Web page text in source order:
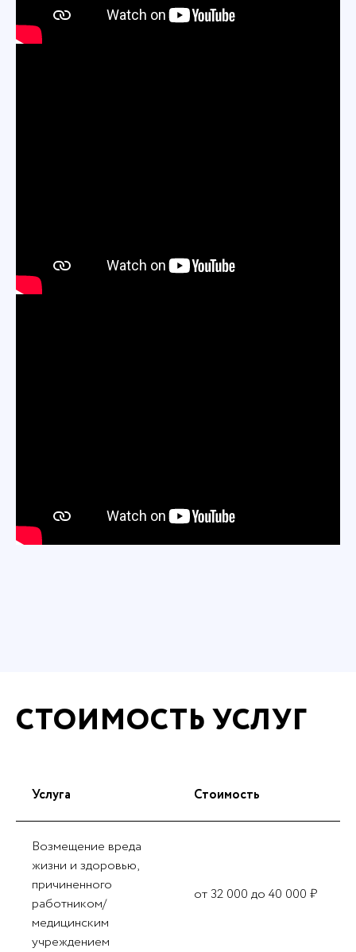
СТОИМОСТЬ УСЛУГ
Услуга Стоимость
Возмещение вреда
жизни и здоровью,
причиненного
работником/
медицинским
учреждением
от 32 000 до 40 000 ₽